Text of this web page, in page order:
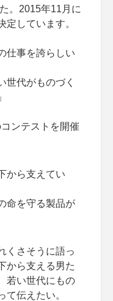
。2015年11月に
定しています。
仕事を誇らしい
世代がものづく
ンテストを開催
から支えてい
命を守る製品が
くさそうに語っ
から支える男た
若い世代にもの
て伝えたい。